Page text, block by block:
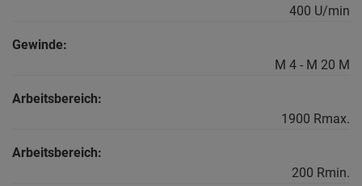
400 U/min
Gewinde:
M 4 - M 20 M
Arbeitsbereich:
1900 Rmax.
Arbeitsbereich:
200 Rmin.